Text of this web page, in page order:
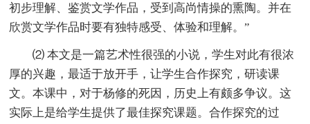
初步理解、鉴赏文学作品，受到高尚情操的熏陶。并在
欣赏文学作品时要有独特感受、体验和理解。”
⑵ 本文是一篇艺术性很强的小说，学生对此有很浓
厚的兴趣，最适于放开手，让学生合作探究，研读课
文。本课中，对于杨修的死因，历史上有颇多争议。这
实际上是给学生提供了最佳探究课题。合作探究的过